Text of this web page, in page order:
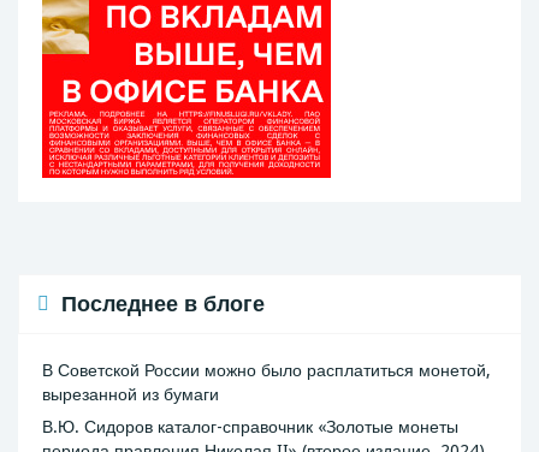
Последнее в блоге
В Советской России можно было расплатиться монетой,
вырезанной из бумаги
В.Ю. Сидоров каталог-справочник «Золотые монеты